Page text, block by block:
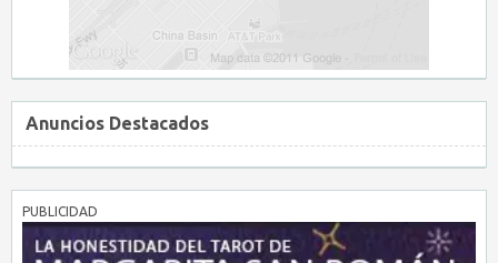
Anuncios Destacados
PUBLICIDAD